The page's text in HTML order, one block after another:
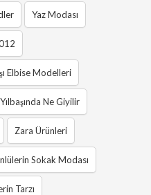
Yaz Modası
Elbise Modelleri
Yılbaşında Ne Giyilir
Zara Ürünleri
Sokak Modası
Tarzı